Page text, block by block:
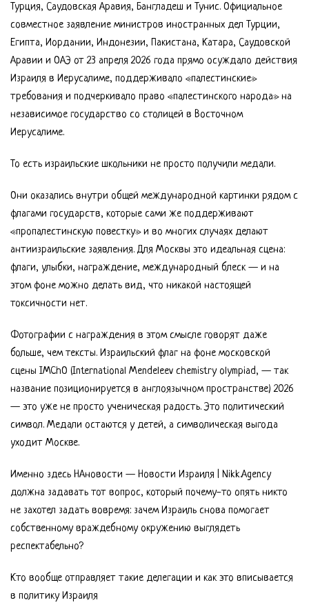
Турция, Саудовская Аравия, Бангладеш и Тунис. Официальное
совместное заявление министров иностранных дел Турции,
Египта, Иордании, Индонезии, Пакистана, Катара, Саудовской
Аравии и ОАЭ от 23 апреля 2026 года прямо осуждало действия
Израиля в Иерусалиме, поддерживало «палестинские»
требования и подчеркивало право «палестинского народа» на
независимое государство со столицей в Восточном
Иерусалиме.
То есть израильские школьники не просто получили медали.
Они оказались внутри общей международной картинки рядом с
флагами государств, которые сами же поддерживают
«пропалестинскую повестку» и во многих случаях делают
антиизраильские заявления. Для Москвы это идеальная сцена:
флаги, улыбки, награждение, международный блеск — и на
этом фоне можно делать вид, что никакой настоящей
токсичности нет.
Фотографии с награждения в этом смысле говорят даже
больше, чем тексты. Израильский флаг на фоне московской
сцены IMChO (International Mendeleev chemistry olympiad, — так
название позиционируется в англоязычном пространстве) 2026
— это уже не просто ученическая радость. Это политический
символ. Медали остаются у детей, а символическая выгода
уходит Москве.
Именно здесь НАновости — Новости Израиля | Nikk.Agency
должна задавать тот вопрос, который почему-то опять никто
не захотел задать вовремя: зачем Израиль снова помогает
собственному враждебному окружению выглядеть
респектабельно?
Кто вообще отправляет такие делегации и как это вписывается
в политику Израиля